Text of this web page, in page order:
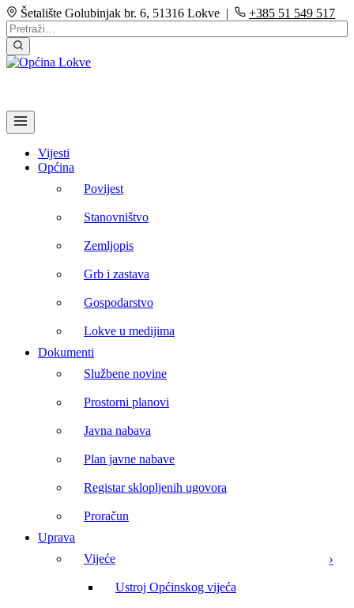
Šetalište Golubinjak br. 6, 51316 Lokve | +385 51 549 517
Vijesti
Općina
Povijest
Stanovništvo
Zemljopis
Grb i zastava
Gospodarstvo
Lokve u medijima
Dokumenti
Službene novine
Prostorni planovi
Javna nabava
Plan javne nabave
Registar sklopljenih ugovora
Proračun
Uprava
Vijeće
Ustroj Općinskog vijeća